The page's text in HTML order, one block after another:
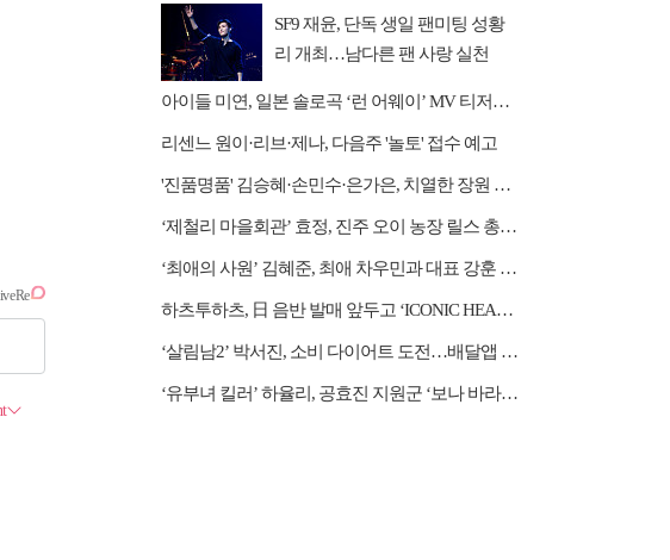
SF9 재윤, 단독 생일 팬미팅 성황
리 개최…남다른 팬 사랑 실천
아이들 미연, 일본 솔로곡 ‘런 어웨이’ MV 티저…청량 매력 폭발
리센느 원이·리브·제나, 다음주 '놀토' 접수 예고
'진품명품' 김승혜·손민수·은가은, 치열한 장원 경쟁
‘제철리 마을회관’ 효정, 진주 오이 농장 릴스 총감독…송가인, 인지도 굴욕
‘최애의 사원’ 김혜준, 최애 차우민과 대표 강훈 사이 제대로 엮였다
하츠투하츠, 日 음반 발매 앞두고 ‘ICONIC HEART’ 음원 선공개
‘살림남2’ 박서진, 소비 다이어트 도전…배달앱 삭제 엔딩
‘유부녀 킬러’ 하율리, 공효진 지원군 ‘보나 바라기’ 등극